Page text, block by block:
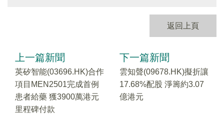
返回上頁
上一篇新聞
英矽智能(03696.HK)合作
項目MEN2501完成首例
患者給藥 獲3900萬港元
里程碑付款
下一篇新聞
雲知聲(09678.HK)擬折讓
17.68%配股 淨籌約3.07
億港元